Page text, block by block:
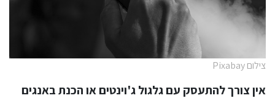
צילום Pixabay
אין צורך להתעסק עם גלגול ג'וינטים או הכנת באנגים